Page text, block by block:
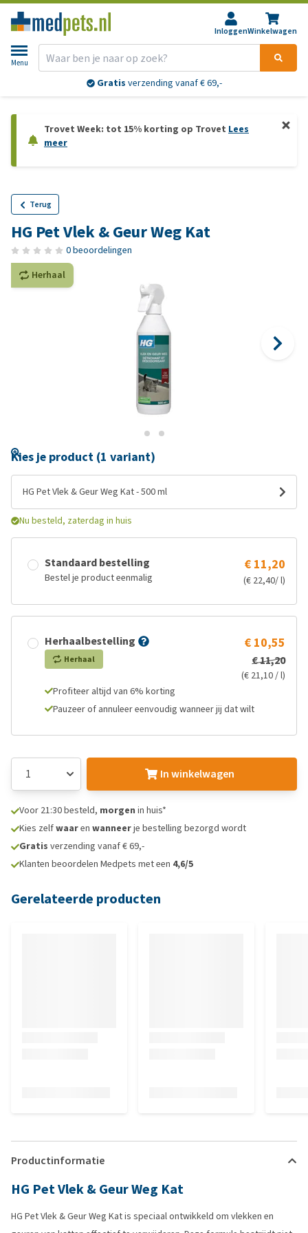
InloggenWinkelwagen
Menu
Gratis verzending vanaf € 69,-
Trovet Week: tot 15% korting op Trovet Lees
meer
Terug
HG Pet Vlek & Geur Weg Kat
0 beoordelingen
Herhaal
Kies je product (1 variant)
HG Pet Vlek & Geur Weg Kat - 500 ml
Nu besteld, zaterdag in huis
Standaard bestelling
Bestel je product eenmalig
€ 11,20
(€ 22,40/ l)
Herhaalbestelling
Herhaal
€ 10,55
€ 11,20
(€ 21,10 / l)
Profiteer altijd van 6% korting
Pauzeer of annuleer eenvoudig wanneer jij dat wilt
In winkelwagen
Voor 21:30 besteld, morgen in huis*
Kies zelfwaaren wanneerje bestelling bezorgd wordt
Gratis verzending vanaf € 69,-
Klanten beoordelen Medpets met een 4,6/5
Gerelateerde producten
Productinformatie
HG Pet Vlek & Geur Weg Kat
HG Pet Vlek & Geur Weg Kat is speciaal ontwikkeld om vlekken en